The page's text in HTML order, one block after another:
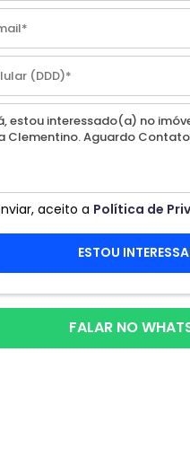
aceito a Política de
ESTOU
FALAR NO